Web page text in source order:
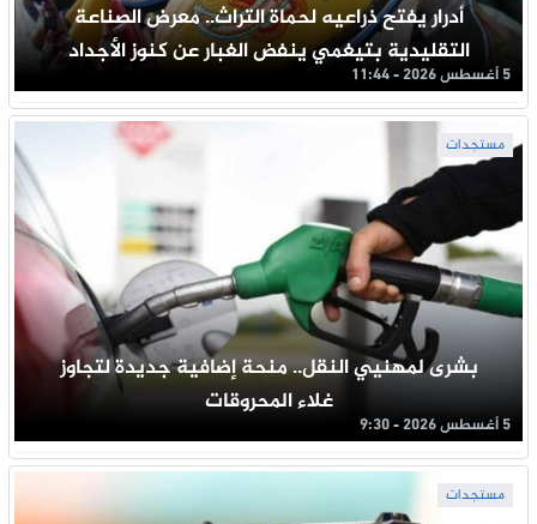
أدرار يفتح ذراعيه لحماة التراث.. معرض الصناعة
التقليدية بتيغمي ينفض الغبار عن كنوز الأجداد
5 أغسطس 2026 - 11:44
مستجدات
بشرى لمهنيي النقل.. منحة إضافية جديدة لتجاوز
غلاء المحروقات
5 أغسطس 2026 - 9:30
مستجدات